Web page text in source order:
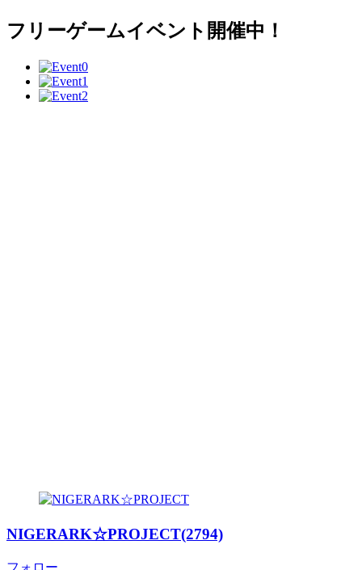
フリーゲームイベント開催中！
NIGERARK☆PROJECT(2794)